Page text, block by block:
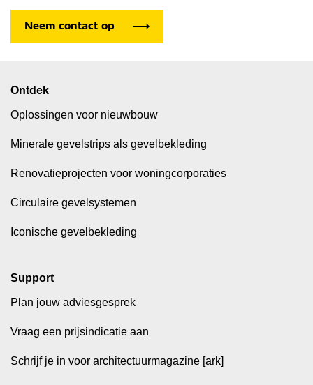
Ontdek
Oplossingen voor nieuwbouw
Minerale gevelstrips als gevelbekleding
Renovatieprojecten voor woningcorporaties
Circulaire gevelsystemen
Iconische gevelbekleding
Support
Plan jouw adviesgesprek
Vraag een prijsindicatie aan
Schrijf je in voor architectuurmagazine [ark]